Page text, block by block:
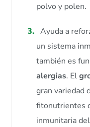
polvo y polen.
Ayuda a
un sistema
también es
alergias. El
gran variedad
fitonutrientes
inmunitaria